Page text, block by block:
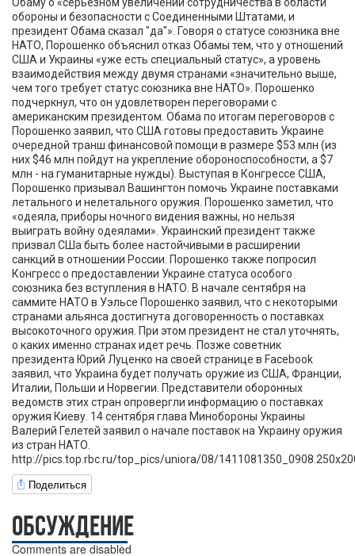
Обаму о «серьезном увеличении сотрудничества в области
обороны и безопасности с Соединенными Штатами, и
президент Обама сказал "да"». Говоря о статусе союзника вне
НАТО, Порошенко объяснил отказ Обамы тем, что у отношений
США и Украины «уже есть специальный статус», а уровень
взаимодействия между двумя странами «значительно выше,
чем того требует статус союзника вне НАТО». Порошенко
подчеркнул, что он удовлетворен переговорами с
американским президентом. Обама по итогам переговоров с
Порошенко заявил, что США готовы предоставить Украине
очередной транш финансовой помощи в размере $53 млн (из
них $46 млн пойдут на укрепление обороноспособности, а $7
млн - на гуманитарные нужды). Выступая в Конгрессе США,
Порошенко призывал Вашингтон помочь Украине поставками
летального и нелетального оружия. Порошенко заметил, что
«одеяла, приборы ночного видения важны, но нельзя
выиграть войну одеялами». Украинский президент также
призвал СШа быть более настойчивыми в расширении
санкций в отношении России. Порошенко также попросил
Конгресс о предоставлении Украине статуса особого
союзника без вступления в НАТО. В начале сентября на
саммите НАТО в Уэльсе Порошенко заявил, что с некоторыми
странами альянса достигнута договоренность о поставках
высокоточного оружия. При этом президент не стал уточнять,
о каких именно странах идет речь. Позже советник
президента Юрий Луценко на своей странице в Facebook
заявил, что Украина будет получать оружие из США, Франции,
Италии, Польши и Норвегии. Представители оборонных
ведомств этих стран опровергли информацию о поставках
оружия Киеву. 14 сентября глава Минобороны Украины
Валерий Гелетей заявил о начале поставок на Украину оружия
из стран НАТО.
http://pics.top.rbc.ru/top_pics/uniora/08/
Поделиться
ОБСУЖДЕНИЕ
Comments are disabled